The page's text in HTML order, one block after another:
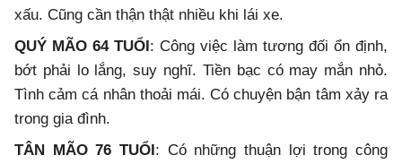
xấu. Cũng cần thận thật nhiều khi lái xe.
QUÝ MÃO 64 TUỔI: Công việc làm tương đối ổn định,
bớt phải lo lắng, suy nghĩ. Tiền bạc có may mắn nhỏ.
Tình cảm cá nhân thoải mái. Có chuyện bận tâm xảy ra
trong gia đình.
TÂN MÃO 76 TUỔI: Có những thuận lợi trong công